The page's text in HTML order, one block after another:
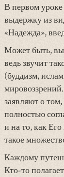
В первом
выдержку из
«Надежда»,
Может быть, вы
ведь звучит
(буддизм,
заявляют о
полностью
и на то, как
такое
Каждому
Кто-то